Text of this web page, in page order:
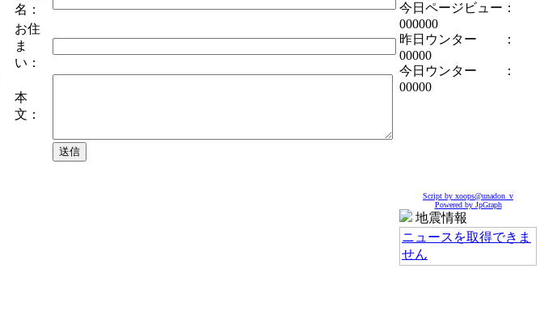
名：
お住
ま
い：
本
文：
今日ページビュー：
000000
昨日ウンター ：
00000
今日ウンター ：
00000
Script by xoops@unadon_v
Powered by JpGraph
地震情報
ニュースを取得できま
せん